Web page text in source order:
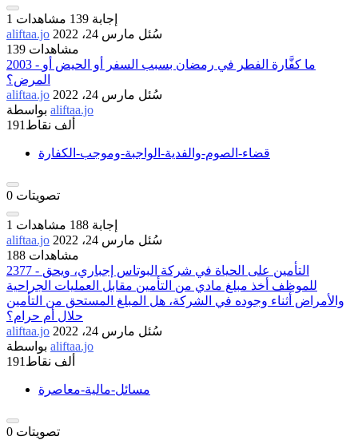
1 إجابة 139 مشاهدات
aliftaa.jo
سُئل مارس 24، 2022
139 مشاهدات
2003 - ما كفَّارة الفطر في رمضان بسبب السفر أو الحيض أو
المرض؟
aliftaa.jo
سُئل مارس 24، 2022
aliftaa.jo
191ألف نقاط
قضاء-الصوم-والفدية-الواجبة-وموجب-الكفارة
0 تصويتات
1 إجابة 188 مشاهدات
aliftaa.jo
سُئل مارس 24، 2022
188 مشاهدات
2377 - التأمين على الحياة في شركة البوتاس إجباري، ويحق
للموظف أخذ مبلغ مادي من التأمين مقابل العمليات الجراحية
والأمراض أثناء وجوده في الشركة، هل المبلغ المستحق من التأمين
حلال أم حرام؟
aliftaa.jo
سُئل مارس 24، 2022
aliftaa.jo
191ألف نقاط
مسائل-مالية-معاصرة
0 تصويتات